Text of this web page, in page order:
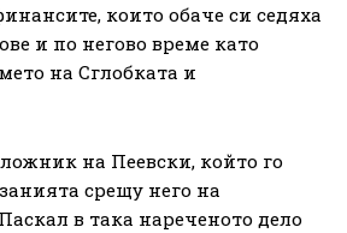
които обаче си седяха
и по негово време като
на Сглобката и
на Пеевски, който го
срещу него на
в така нареченото дело